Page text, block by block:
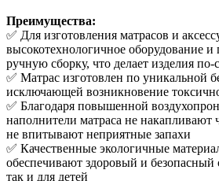
Преимущества:
✅ Для изготовления матрасов и
высокотехнологичное оборудование
ручную сборку, что делает изделия
✅ Матрас изготовлен по уникальной
исключающей возникновение
✅ Благодаря повышенной
наполнители матраса не накапливают
не впитывают неприятные запахи
✅ Качественные экологичные
обеспечивают здоровый и безопасный
так и для детей